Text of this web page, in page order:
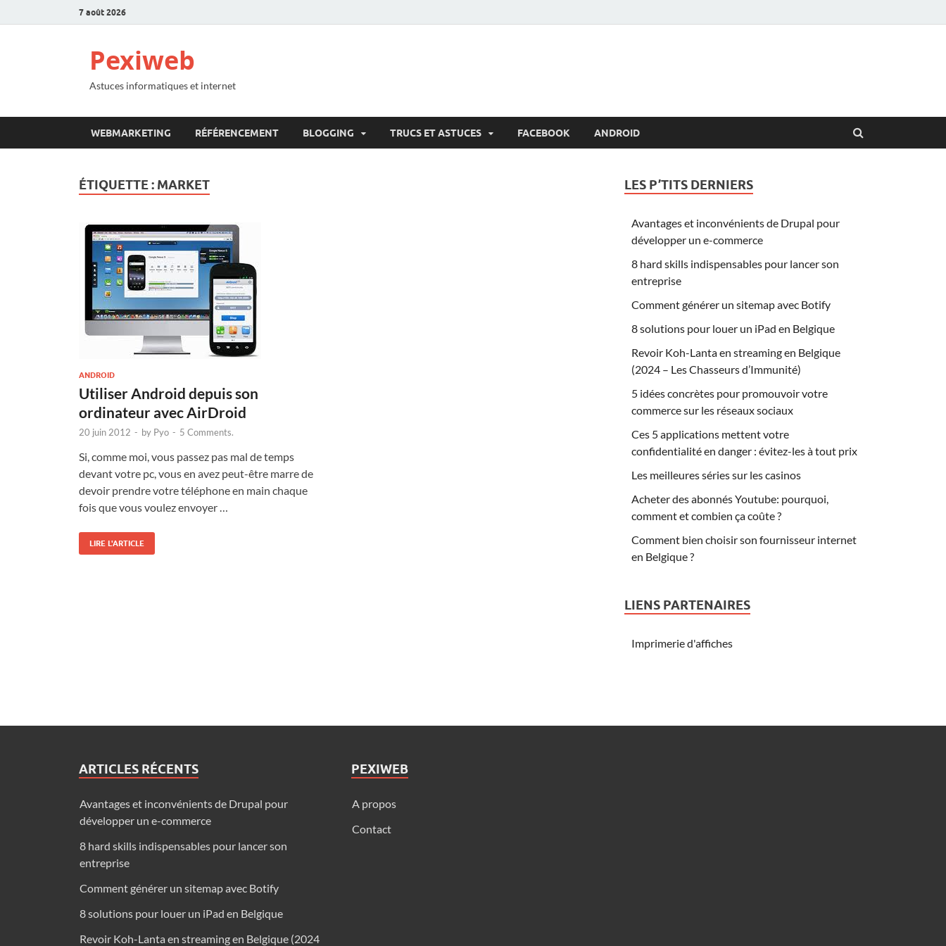
7 août 2026
Pexiweb
Astuces informatiques et internet
WEBMARKETING RÉFÉRENCEMENT BLOGGING TRUCS ET ASTUCES FACEBOOK ANDROID
ÉTIQUETTE : MARKET
ANDROID
Utiliser Android depuis son
ordinateur avec AirDroid
20 juin 2012 - by Pyo - 5 Comments.
Si, comme moi, vous passez pas mal de temps
devant votre pc, vous en avez peut-être marre de
devoir prendre votre téléphone en main chaque
fois que vous voulez envoyer …
LIRE L'ARTICLE
LES P’TITS DERNIERS
Avantages et inconvénients de Drupal pour
développer un e-commerce
8 hard skills indispensables pour lancer son
entreprise
Comment générer un sitemap avec Botify
8 solutions pour louer un iPad en Belgique
Revoir Koh-Lanta en streaming en Belgique
(2024 – Les Chasseurs d’Immunité)
5 idées concrètes pour promouvoir votre
commerce sur les réseaux sociaux
Ces 5 applications mettent votre
confidentialité en danger : évitez-les à tout prix
Les meilleures séries sur les casinos
Acheter des abonnés Youtube: pourquoi,
comment et combien ça coûte ?
Comment bien choisir son fournisseur internet
en Belgique ?
LIENS PARTENAIRES
Imprimerie d'affiches
ARTICLES RÉCENTS
Avantages et inconvénients de Drupal pour
développer un e-commerce
8 hard skills indispensables pour lancer son
entreprise
Comment générer un sitemap avec Botify
8 solutions pour louer un iPad en Belgique
Revoir Koh-Lanta en streaming en Belgique (2024
PEXIWEB
A propos
Contact